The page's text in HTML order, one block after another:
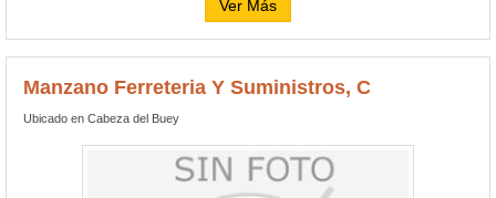
Ver Más
Manzano Ferreteria Y Suministros, C
Ubicado en Cabeza del Buey